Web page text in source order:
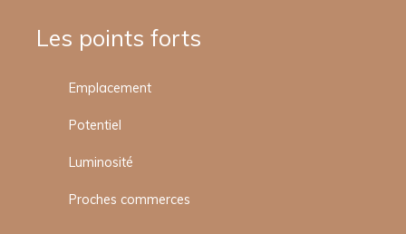
Les points forts
Emplacement
Potentiel
Luminosité
Proches commerces